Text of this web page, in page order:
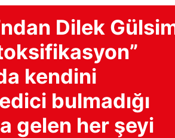
Dilek
kendini
bulmadığı
gelen her şeyi